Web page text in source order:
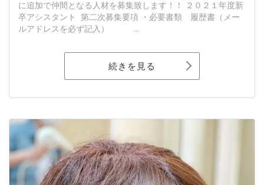
に追加で仲間となる人材を募集致します！！ ２０２１年度新
卒アシスタント 第二次募集要項 ・必要書類 履歴書（メー
ルアドレスを必ず記入） ...
続きを見る